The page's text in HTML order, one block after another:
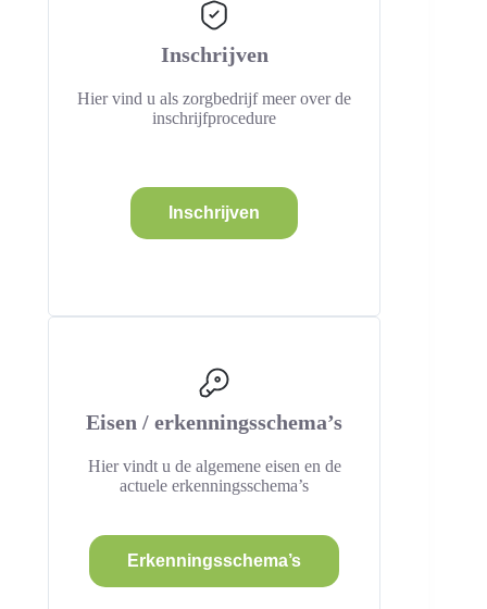
Inschrijven
Hier vind u als zorgbedrijf meer over de
inschrijfprocedure
Inschrijven
Eisen / erkenningsschema’s
Hier vindt u de algemene eisen en de
actuele erkenningsschema’s
Erkenningsschema’s